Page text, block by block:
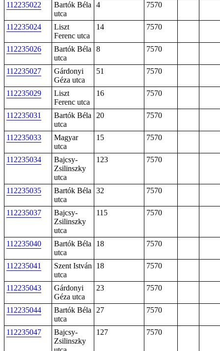
112235022
Bartók Béla
utca
4 7570
112235024
Liszt
Ferenc utca
14 7570
112235026
Bartók Béla
utca
8 7570
112235027
Gárdonyi
Géza utca
51 7570
112235029
Liszt
Ferenc utca
16 7570
112235031
Bartók Béla
utca
20 7570
112235033
Magyar
utca
15 7570
112235034
Bajcsy-
Zsilinszky
utca
123 7570
112235035
Bartók Béla
utca
32 7570
112235037
Bajcsy-
Zsilinszky
utca
115 7570
112235040
Bartók Béla
utca
18 7570
112235041
Szent István
utca
18 7570
112235043
Gárdonyi
Géza utca
23 7570
112235044
Bartók Béla
utca
27 7570
112235047
Bajcsy-
Zsilinszky
127 7570